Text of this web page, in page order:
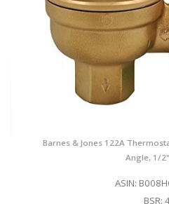
Barnes & Jones 122A
Angle, 1/
ASIN:
BSR: